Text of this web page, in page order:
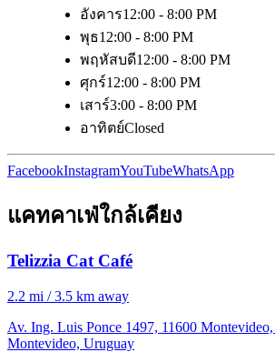
อังคาร12:00 - 8:00 PM
พุธ12:00 - 8:00 PM
พฤหัสบดี12:00 - 8:00 PM
ศุกร์12:00 - 8:00 PM
เสาร์3:00 - 8:00 PM
อาทิตย์Closed
FacebookInstagramYouTubeWhatsApp
แคทคาเฟ่ใกล้เคียง
Telizzia Cat Café
2.2 mi / 3.5 km away
Av. Ing. Luis Ponce 1497, 11600
Montevideo, Uruguay